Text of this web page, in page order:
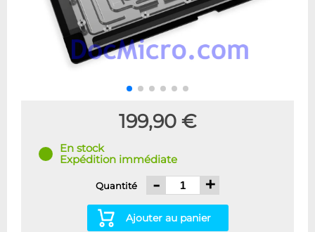
199,90 €
En stock
Expédition immédiate
Quantité - +
Ajouter au panier